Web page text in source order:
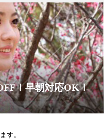
！早朝対応OK！
す。